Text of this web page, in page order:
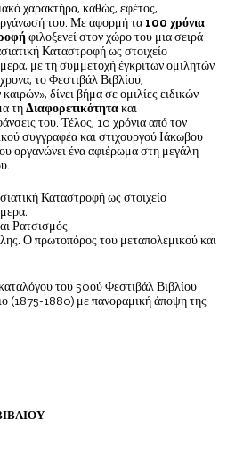
χαρακτήρα, καθώς, εφέτος,
του. Με αφορμή τα 100 χρόνια
φιλοξενεί στον χώρο του μια σειρά
Καταστροφή ως στοιχείο
με τη συμμετοχή έγκριτων ομιλητών
το Φεστιβάλ Βιβλίου,
δίνει βήμα σε ομιλίες ειδικών
τηΔιαφορετικότητακαι
του. Τέλος, 10 χρόνια από τον
συγγραφέα και στιχουργού Ιάκωβου
οργανώνει ένα αφιέρωμα στη μεγάλη
Καταστροφή ως στοιχείο
Ρατσισμός.
Ο πρωτοπόρος του μεταπολεμικού και
του 50ού Φεστιβάλ Βιβλίου
(1875-1880) με πανοραμική άποψη της